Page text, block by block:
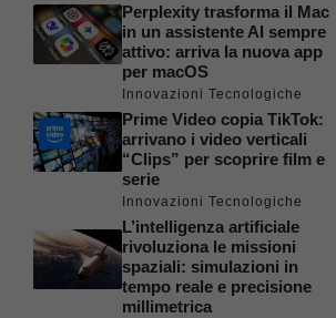
Perplexity trasforma il Mac
in un assistente AI sempre
attivo: arriva la nuova app
per macOS
Innovazioni Tecnologiche
Prime Video copia TikTok:
arrivano i video verticali
“Clips” per scoprire film e
serie
Innovazioni Tecnologiche
L’intelligenza artificiale
rivoluziona le missioni
spaziali: simulazioni in
tempo reale e precisione
millimetrica